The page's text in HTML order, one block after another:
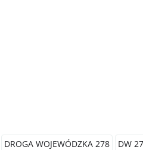
DROGA WOJEWÓDZKA 278 DW